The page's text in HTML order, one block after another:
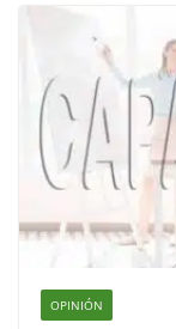
OPINIÓN